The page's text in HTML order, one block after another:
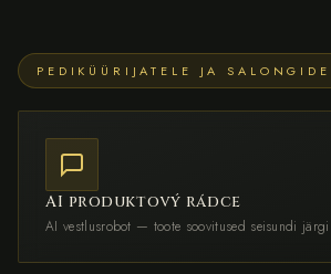
PEDIKÜÜRIJATELE JA
AI produktový rádce
AI vestlusrobot — toote soovitused seisundi järgi